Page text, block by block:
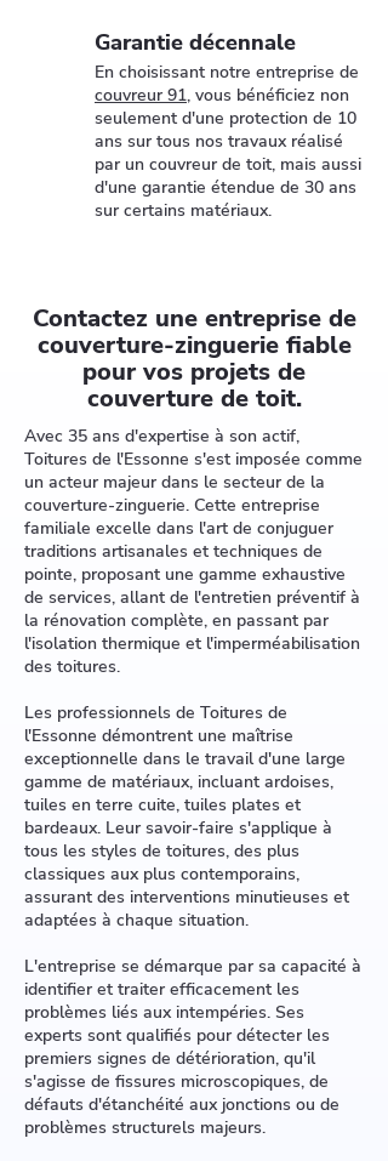
Garantie décennale
En choisissant notre entreprise de
couvreur 91, vous bénéficiez non
seulement d'une protection de 10
ans sur tous nos travaux réalisé
par un couvreur de toit, mais aussi
d'une garantie étendue de 30 ans
sur certains matériaux.
Contactez une entreprise de
couverture-zinguerie fiable
pour vos projets de
couverture de toit.
Avec 35 ans d'expertise à son actif,
Toitures de l'Essonne s'est imposée comme
un acteur majeur dans le secteur de la
couverture-zinguerie. Cette entreprise
familiale excelle dans l'art de conjuguer
traditions artisanales et techniques de
pointe, proposant une gamme exhaustive
de services, allant de l'entretien préventif à
la rénovation complète, en passant par
l'isolation thermique et l'imperméabilisation
des toitures.
Les professionnels de Toitures de
l'Essonne démontrent une maîtrise
exceptionnelle dans le travail d'une large
gamme de matériaux, incluant ardoises,
tuiles en terre cuite, tuiles plates et
bardeaux. Leur savoir-faire s'applique à
tous les styles de toitures, des plus
classiques aux plus contemporains,
assurant des interventions minutieuses et
adaptées à chaque situation.
L'entreprise se démarque par sa capacité à
identifier et traiter efficacement les
problèmes liés aux intempéries. Ses
experts sont qualifiés pour détecter les
premiers signes de détérioration, qu'il
s'agisse de fissures microscopiques, de
défauts d'étanchéité aux jonctions ou de
problèmes structurels majeurs.